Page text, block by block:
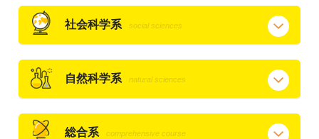
社会科学系 social sciences
自然科学系 natural sciences
総合系 comprehensive course